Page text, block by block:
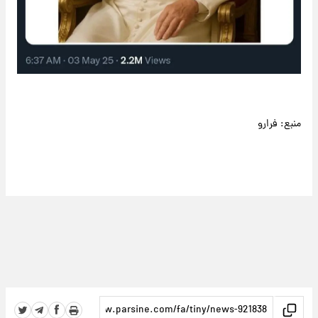
منبع: فرارو